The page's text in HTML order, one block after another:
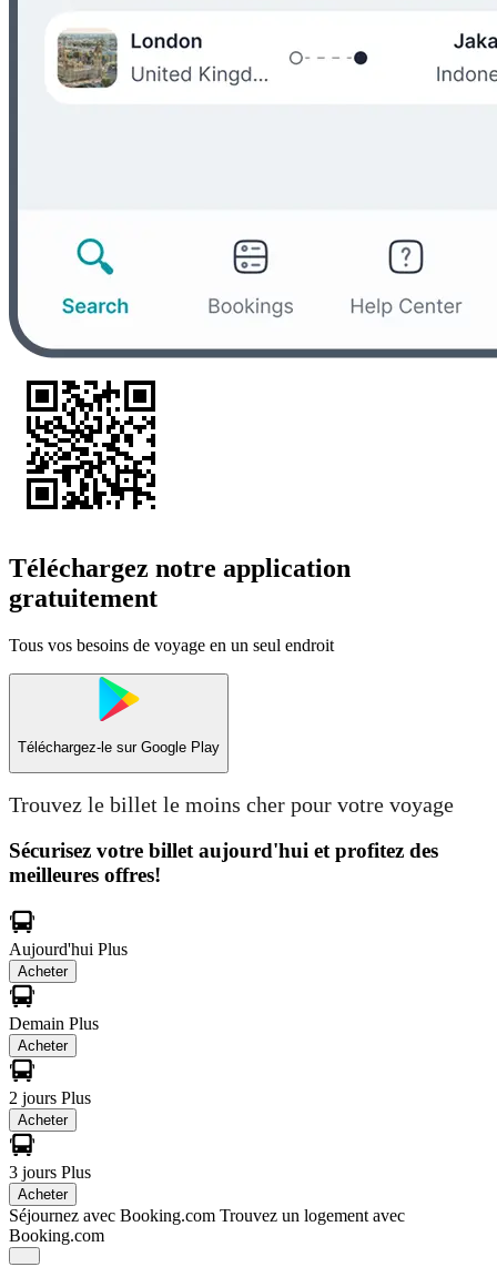
Téléchargez notre application
gratuitement
Tous vos besoins de voyage en un seul endroit
Téléchargez-le sur Google Play
Trouvez le billet le moins cher pour votre voyage
Sécurisez votre billet aujourd'hui et profitez des
meilleures offres!
Aujourd'hui Plus
Acheter
Demain Plus
Acheter
2 jours Plus
Acheter
3 jours Plus
Acheter
Séjournez avec Booking.com Trouvez un logement avec
Booking.com